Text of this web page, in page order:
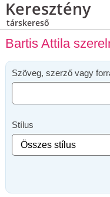
Keresztény
társkereső
Bartis Attila
Szöveg, szerző vagy
Stílus